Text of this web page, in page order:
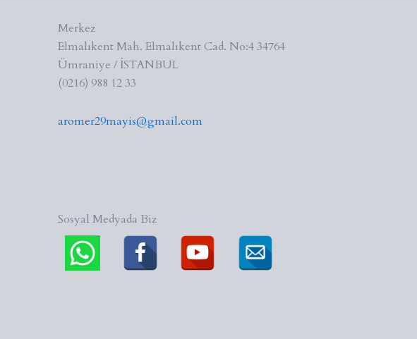
Merkez
Elmalıkent Mah. Elmalıkent Cad. No:4 34764
Ümraniye / İSTANBUL
(0216) 988 12 33
aromer29mayis@gmail.com
Sosyal Medyada Biz